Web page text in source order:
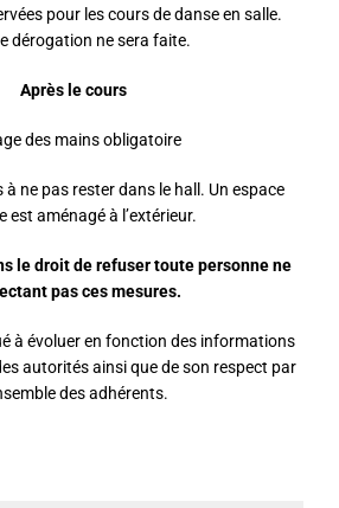
pour les cours de danse en salle.
dérogation ne sera faite.
Après le cours
des mains obligatoire
ne pas rester dans le hall. Un espace
est aménagé à l’extérieur.
le droit de refuser toute personne ne
pas ces mesures.
à évoluer en fonction des informations
autorités ainsi que de son respect par
des adhérents.